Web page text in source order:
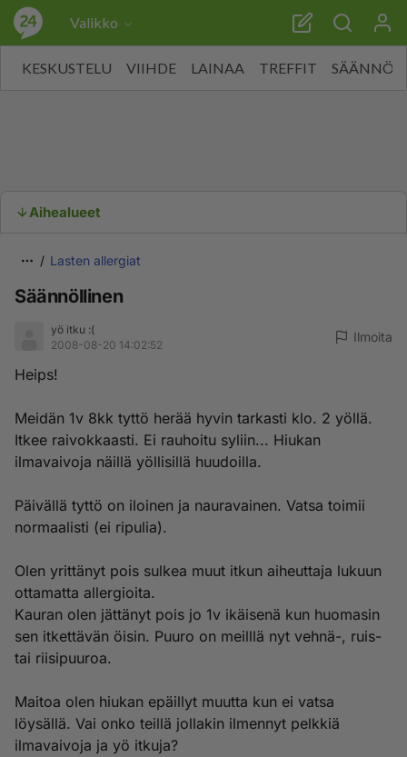
Valikko
KESKUSTELU VIIHDE LAINAA TREFFIT SÄÄNNÖT
Aihealueet
Lasten allergiat
Säännöllinen
yö itku :(
2008-08-20 14:02:52
Ilmoita
Heips!
Meidän 1v 8kk tyttö herää hyvin tarkasti klo. 2 yöllä.
Itkee raivokkaasti. Ei rauhoitu syliin... Hiukan
ilmavaivoja näillä yöllisillä huudoilla.
Päivällä tyttö on iloinen ja nauravainen. Vatsa toimii
normaalisti (ei ripulia).
Olen yrittänyt pois sulkea muut itkun aiheuttaja lukuun
ottamatta allergioita.
Kauran olen jättänyt pois jo 1v ikäisenä kun huomasin
sen itkettävän öisin. Puuro on meilllä nyt vehnä-, ruis-
tai riisipuuroa.
Maitoa olen hiukan epäillyt muutta kun ei vatsa
löysällä. Vai onko teillä jollakin ilmennyt pelkkiä
ilmavaivoja ja yö itkuja?